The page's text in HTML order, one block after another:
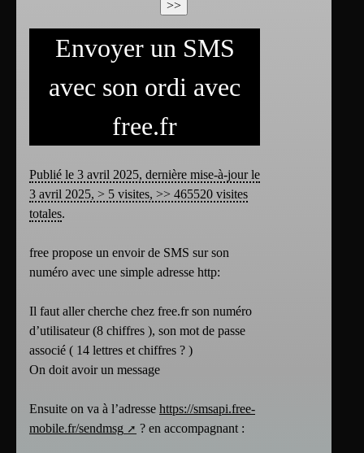
Envoyer un SMS
avec son ordi avec
free.fr
Publié le 3 avril 2025, dernière mise-à-jour le
3 avril 2025, > 5 visites, >> 465520 visites
totales.
free propose un envoir de SMS sur son
numéro avec une simple adresse http:
Il faut aller cherche chez free.fr son numéro
d’utilisateur (8 chiffres ), son mot de passe
associé ( 14 lettres et chiffres ? )
On doit avoir un message
Ensuite on va à l’adresse https://smsapi.free-
mobile.fr/sendmsg
? en accompagnant :